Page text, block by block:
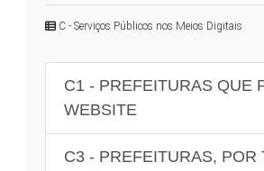
C - Serviços Públicos nos Meios Digitais
C1 - PREFEITURAS QUE
WEBSITE
C3 - PREFEITURAS, POR